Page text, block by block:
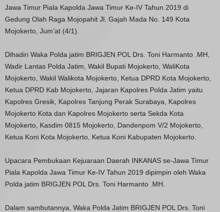
Jawa Timur Piala Kapolda Jawa Timur Ke-IV Tahun 2019 di
Gedung Olah Raga Mojopahit Jl. Gajah Mada No. 149 Kota
Mojokerto, Jum’at (4/1).
Dihadiri Waka Polda jatim BRIGJEN POL Drs. Toni Harmanto .MH,
Wadir Lantas Polda Jatim, Wakil Bupati Mojokerto, WaliKota
Mojokerto, Wakil Walikota Mojokerto, Ketua DPRD Kota Mojokerto,
Ketua DPRD Kab Mojokerto, Jajaran Kapolres Polda Jatim yaitu
Kapolres Gresik, Kapolres Tanjung Perak Surabaya, Kapolres
Mojokerto Kota dan Kapolres Mojokerto serta Sekda Kota
Mojokerto, Kasdim 0815 Mojokerto, Dandenpom V/2 Mojokerto,
Ketua Koni Kota Mojokerto, Ketua Koni Kabupaten Mojokerto.
Upacara Pembukaan Kejuaraan Daerah INKANAS se-Jawa Timur
Piala Kapolda Jawa Timur Ke-IV Tahun 2019 dipimpin oleh Waka
Polda jatim BRIGJEN POL Drs. Toni Harmanto .MH.
Dalam sambutannya, Waka Polda Jatim BRIGJEN POL Drs. Toni